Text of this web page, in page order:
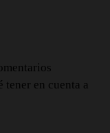
tener en cuenta a